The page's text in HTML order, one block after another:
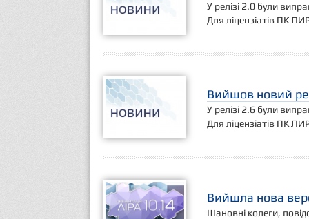
У релізі 2.0 були
Для ліцензіатів ПК
Вийшов новий
У релізі 2.6 були
Для ліцензіатів ПК
Вийшла нова
Шановні колеги,